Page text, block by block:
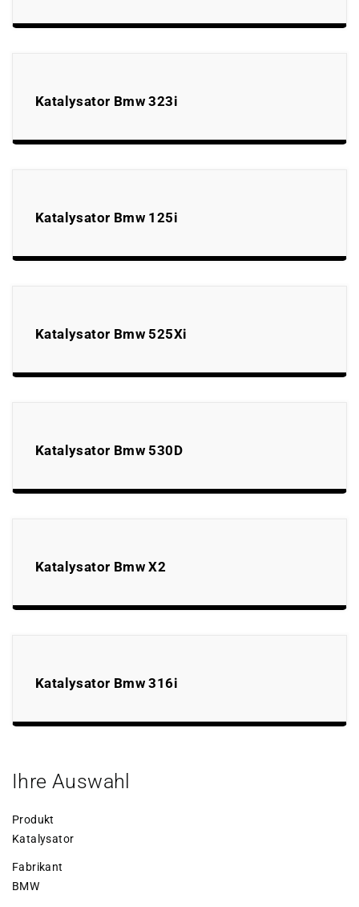
Katalysator Bmw 323i
Katalysator Bmw 125i
Katalysator Bmw 525Xi
Katalysator Bmw 530D
Katalysator Bmw X2
Katalysator Bmw 316i
Ihre Auswahl
Produkt
Katalysator
Fabrikant
BMW